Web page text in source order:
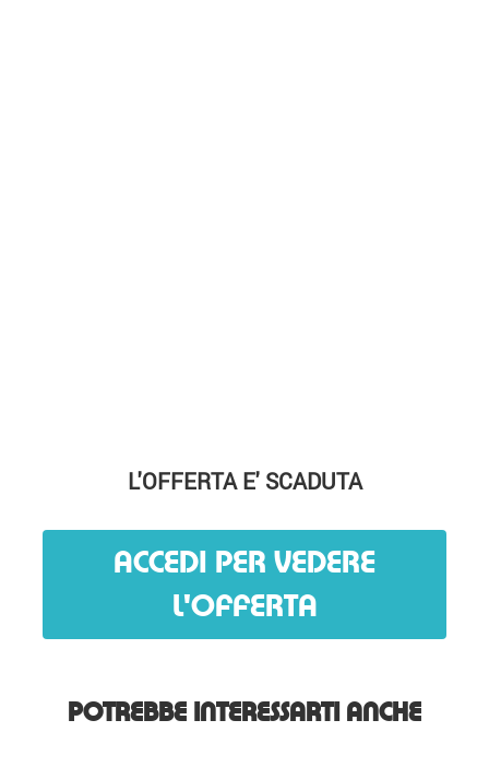
L'OFFERTA E' SCADUTA
ACCEDI PER VEDERE
L'OFFERTA
POTREBBE INTERESSARTI ANCHE